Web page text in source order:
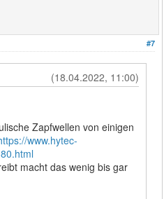
#7
(18.04.2022, 11:00)
Zapfwellen von einigen
www.hytec-
macht das wenig bis gar